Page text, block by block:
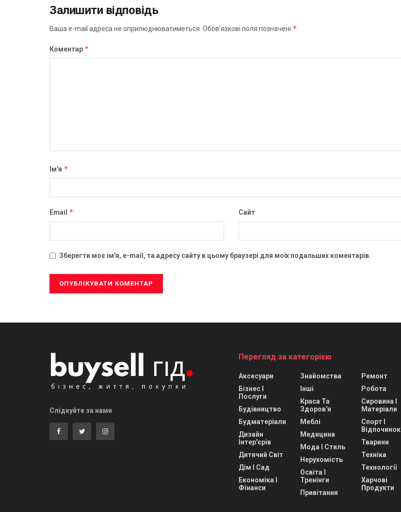
Залишити відповідь
Ваша e-mail адреса не оприлюднюватиметься. Обов’язкові поля позначені *
Коментар *
Ім'я *
Email * Сайт
Зберегти моє ім'я, e-mail, та адресу сайту в цьому браузері для моїх подальших коментарів.
Слідкуйте за нами
Перегляд за категорією
Аксесуари
Бізнес І
Послуги
Будівництво
Будматеріали
Дизайн
Інтер'єрів
Дитячий Світ
Дім І Сад
Економіка І
Фінанси
Знайомства
Інші
Краса Та
Здоров'я
Меблі
Медицина
Мода І Стиль
Нерухомість
Освіта І
Тренінги
Привітання
Ремонт
Робота
Сировина І
Матеріали
Спорт І
Відпочинок
Тварини
Техніка
Технології
Харчові
Продукти